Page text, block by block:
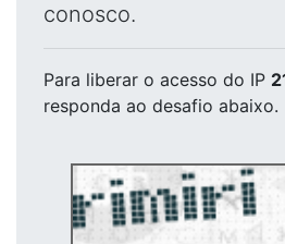
conosco.
Para liberar o acesso do IP
responda ao desafio abaixo.